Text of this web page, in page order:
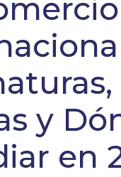
y
en